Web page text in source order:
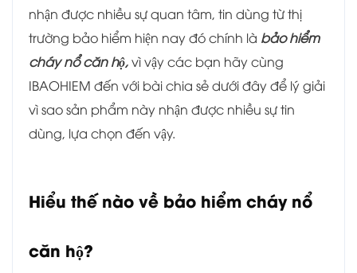
nhận được nhiều sự quan tâm, tin dùng từ thị
trường bảo hiểm hiện nay đó chính là bảo hiểm
cháy nổ căn hộ,vì vậy các bạn hãy cùng
IBAOHIEM đến với bài chia sẻ dưới đây để lý giải
vì sao sản phẩm này nhận được nhiều sự tin
dùng, lựa chọn đến vậy.
Hiểu thế nào về bảo hiểm cháy nổ
căn hộ?